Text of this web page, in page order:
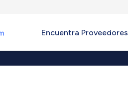
Encuentra Proveedores